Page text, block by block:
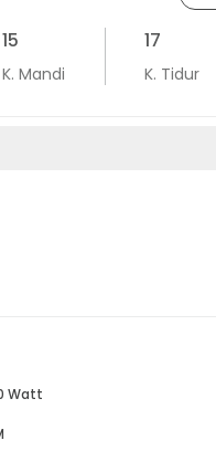
15
K. Mandi
17
K. Tidur
Watt